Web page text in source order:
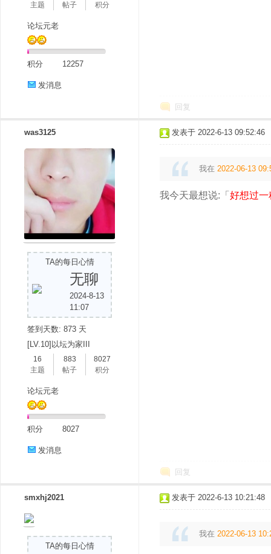
主题
帖子
积分
论坛元老
积分 12257
发消息
回复
was3125
TA的每日心情
无聊
2024-8-13
11:07
签到天数: 873 天
[LV.10]以坛为家III
16
主题
883
帖子
8027
积分
论坛元老
积分 8027
发消息
发表于 2022-6-13 09:52:46
我在 2022-06-13
我今天最想说:「 好想过一
回复
smxhj2021
TA的每日心情
发表于 2022-6-13 10:21:48
我在 2022-06-13